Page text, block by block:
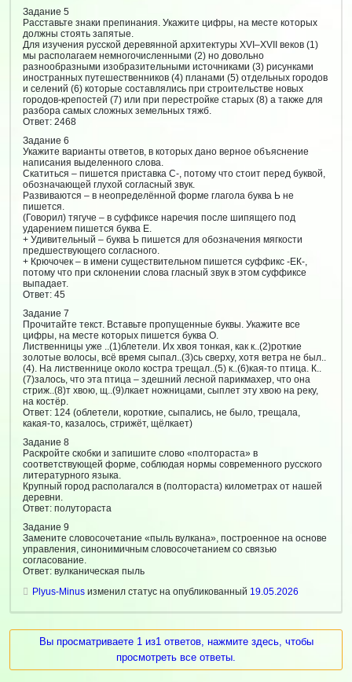
Задание 5
Расставьте знаки препинания. Укажите цифры, на месте которых
должны стоять запятые.
Для изучения русской деревянной архитектуры XVI–XVII веков (1)
мы располагаем немногочисленными (2) но довольно
разнообразными изобразительными источниками (3) рисунками
иностранных путешественников (4) планами (5) отдельных городов
и селений (6) которые составлялись при строительстве новых
городов-крепостей (7) или при перестройке старых (8) а также для
разбора самых сложных земельных тяжб.
Ответ: 2468
Задание 6
Укажите варианты ответов, в которых дано верное объяснение
написания выделенного слова.
Скатиться – пишется приставка С-, потому что стоит перед буквой,
обозначающей глухой согласный звук.
Развиваются – в неопределённой форме глагола буква Ь не
пишется.
(Говорил) тягуче – в суффиксе наречия после шипящего под
ударением пишется буква Е.
+ Удивительный – буква Ь пишется для обозначения мягкости
предшествующего согласного.
+ Крючочек – в имени существительном пишется суффикс -ЕК-,
потому что при склонении слова гласный звук в этом суффиксе
выпадает.
Ответ: 45
Задание 7
Прочитайте текст. Вставьте пропущенные буквы. Укажите все
цифры, на месте которых пишется буква О.
Лиственницы уже ..(1)блетели. Их хвоя тонкая, как к..(2)роткие
золотые волосы, всё время сыпал..(3)сь сверху, хотя ветра не был..
(4). На лиственнице около костра трещал..(5) к..(6)кая-то птица. К..
(7)залось, что эта птица – здешний лесной парикмахер, что она
стриж..(8)т хвою, щ..(9)лкает ножницами, сыплет эту хвою на реку,
на костёр.
Ответ: 124 (облетели, короткие, сыпались, не было, трещала,
какая-то, казалось, стрижёт, щёлкает)
Задание 8
Раскройте скобки и запишите слово «полтораста» в
соответствующей форме, соблюдая нормы современного русского
литературного языка.
Крупный город располагался в (полтораста) километрах от нашей
деревни.
Ответ: полутораста
Задание 9
Замените словосочетание «пыль вулкана», построенное на основе
управления, синонимичным словосочетанием со связью
согласование.
Ответ: вулканическая пыль
Plyus-Minus изменил статус на опубликованный 19.05.2026
Вы просматриваете 1 из1 ответов, нажмите здесь, чтобы
просмотреть все ответы.